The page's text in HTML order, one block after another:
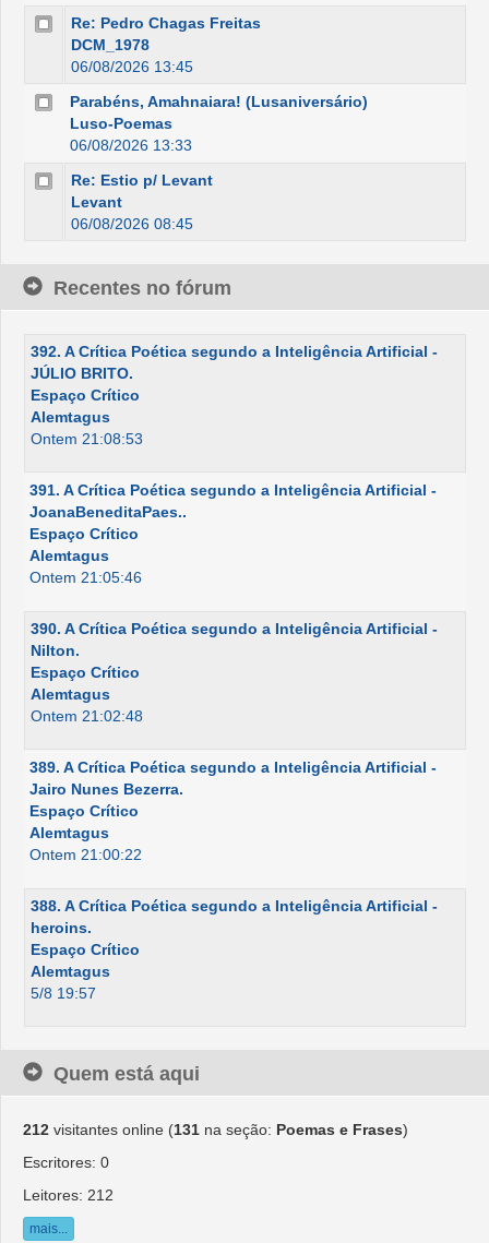
Re: Pedro Chagas Freitas
DCM_1978
06/08/2026 13:45
Parabéns, Amahnaiara! (Lusaniversário)
Luso-Poemas
06/08/2026 13:33
Re: Estio p/ Levant
Levant
06/08/2026 08:45
Recentes no fórum
392. A Crítica Poética segundo a Inteligência Artificial -
JÚLIO BRITO.
Espaço Crítico
Alemtagus
Ontem 21:08:53
391. A Crítica Poética segundo a Inteligência Artificial -
JoanaBeneditaPaes..
Espaço Crítico
Alemtagus
Ontem 21:05:46
390. A Crítica Poética segundo a Inteligência Artificial -
Nilton.
Espaço Crítico
Alemtagus
Ontem 21:02:48
389. A Crítica Poética segundo a Inteligência Artificial -
Jairo Nunes Bezerra.
Espaço Crítico
Alemtagus
Ontem 21:00:22
388. A Crítica Poética segundo a Inteligência Artificial -
heroins.
Espaço Crítico
Alemtagus
5/8 19:57
Quem está aqui
212 visitantes online (131 na seção: Poemas e Frases)
Escritores: 0
Leitores: 212
mais...